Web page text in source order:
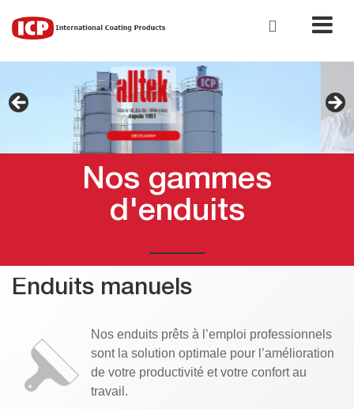
Nos gammes
d'enduits
Enduits manuels
Nos enduits prêts à l’emploi professionnels
sont la solution optimale pour l’amélioration
de votre productivité et votre confort au
travail.